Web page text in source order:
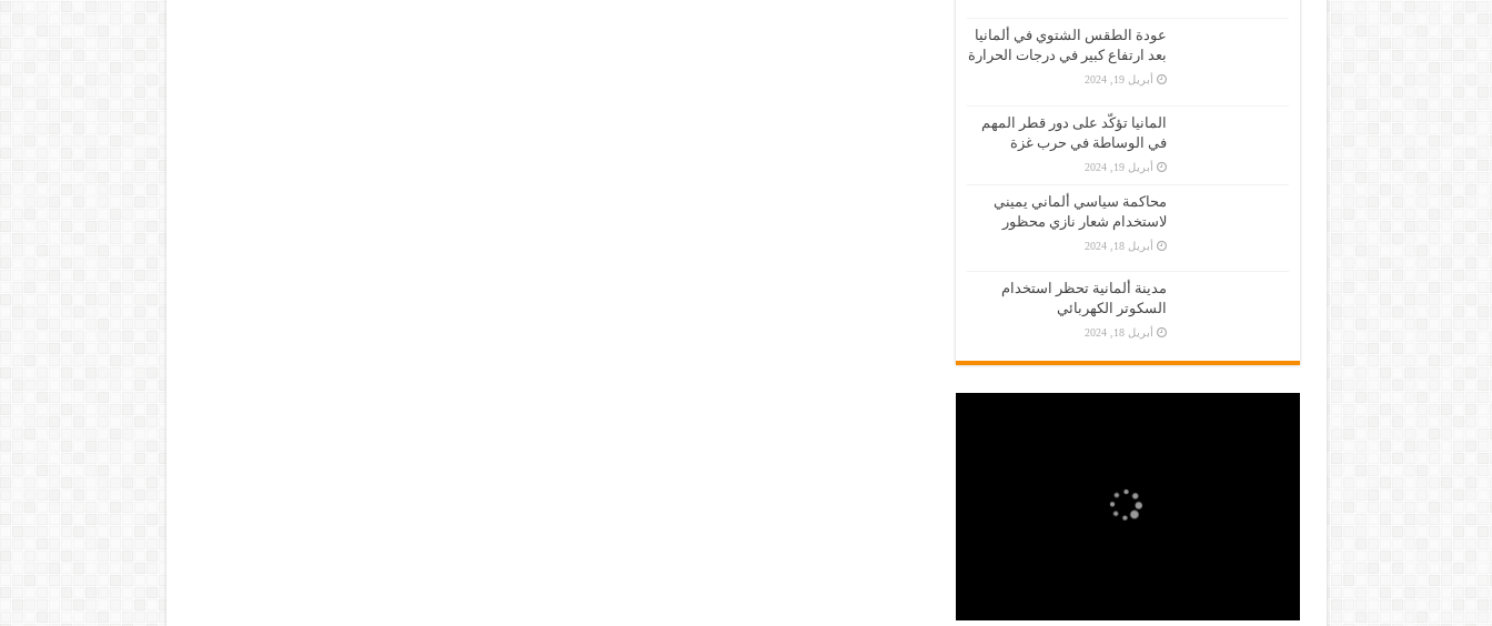
عودة الطقس الشتوي في ألمانيا
بعد ارتفاع كبير في درجات الحرارة
أبريل 19, 2024
المانيا تؤكّد على دور قطر المهم
في الوساطة في حرب غزة
أبريل 19, 2024
محاكمة سياسي ألماني يميني
لاستخدام شعار نازي محظور
أبريل 18, 2024
مدينة ألمانية تحظر استخدام
السكوتر الكهربائي
أبريل 18, 2024